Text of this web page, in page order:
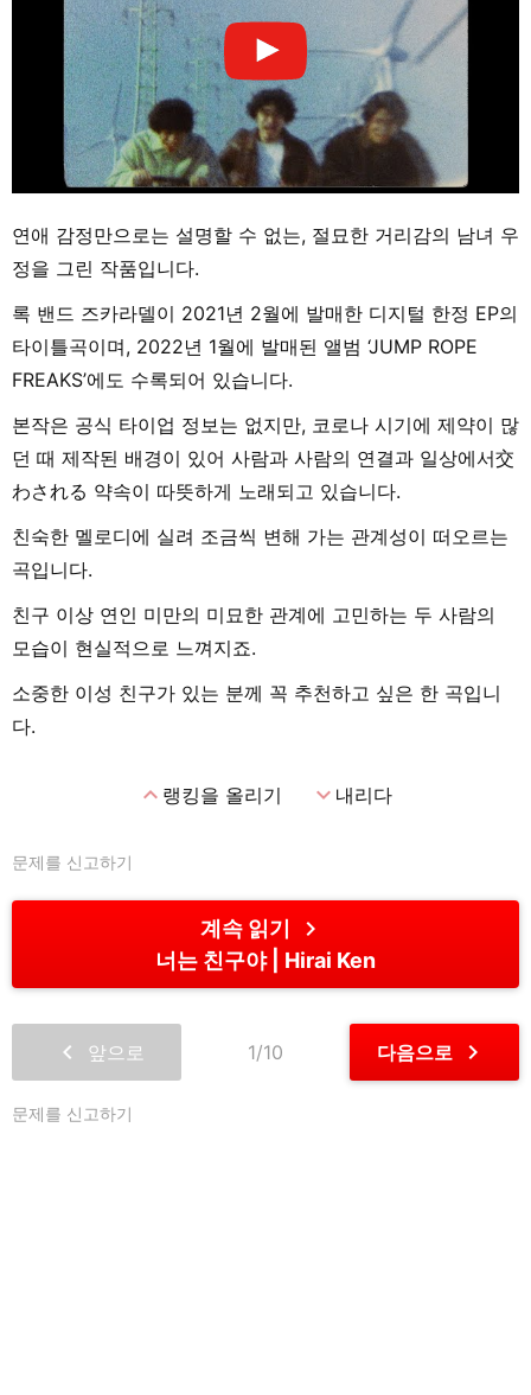
연애 감정만으로는 설명할 수 없는, 절묘한 거리감의 남녀 우
정을 그린 작품입니다.
록 밴드 즈카라델이 2021년 2월에 발매한 디지털 한정 EP의
타이틀곡이며, 2022년 1월에 발매된 앨범 ‘JUMP ROPE
FREAKS’에도 수록되어 있습니다.
본작은 공식 타이업 정보는 없지만, 코로나 시기에 제약이 많
던 때 제작된 배경이 있어 사람과 사람의 연결과 일상에서交
わされる 약속이 따뜻하게 노래되고 있습니다.
친숙한 멜로디에 실려 조금씩 변해 가는 관계성이 떠오르는
곡입니다.
친구 이상 연인 미만의 미묘한 관계에 고민하는 두 사람의
모습이 현실적으로 느껴지죠.
소중한 이성 친구가 있는 분께 꼭 추천하고 싶은 한 곡입니
다.
expand_less랭킹을 올리기 expand_more내리다
문제를 신고하기
계속 읽기 chevron_right
너는 친구야 Hirai Ken
chevron_left 앞으로 1/10 다음으로 chevron_right
문제를 신고하기